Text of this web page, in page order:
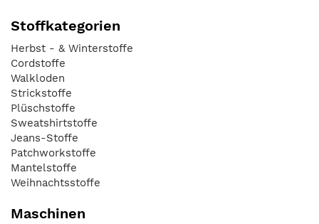
Stoffkategorien
Herbst - & Winterstoffe
Cordstoffe
Walkloden
Strickstoffe
Plüschstoffe
Sweatshirtstoffe
Jeans-Stoffe
Patchworkstoffe
Mantelstoffe
Weihnachtsstoffe
Maschinen